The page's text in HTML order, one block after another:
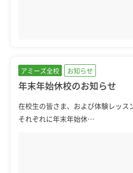
アミーズ全校 お知らせ
年末年始休校のお知らせ
在校生の皆さま、および体験レッ
それぞれに年末年始休…